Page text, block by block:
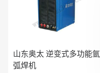
山东奥太 逆变式多功能氩
弧焊机